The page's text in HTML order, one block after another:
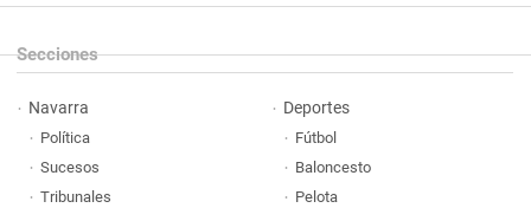
Secciones
Navarra
Política
Sucesos
Tribunales
Deportes
Fútbol
Baloncesto
Pelota